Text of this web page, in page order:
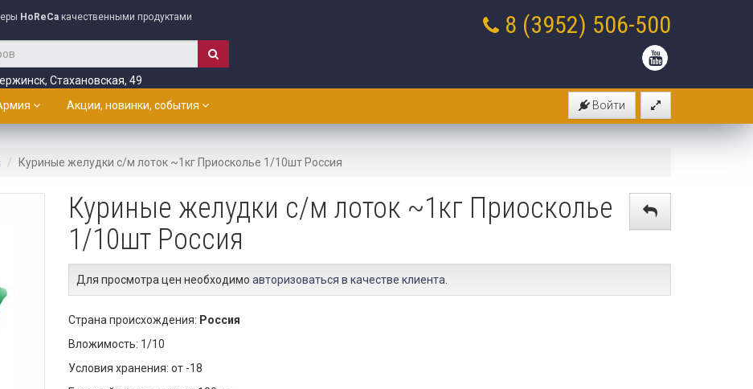
HoReCa качественными продуктами
Стахановская, 49
8 (3952) 506-500
Войти
Акции, новинки, события
Куриные желудки с/м лоток ~1кг Приосколье 1/10шт Россия
Куриные желудки с/м лоток ~1кг Приосколье
1/10шт Россия
Для просмотра цен необходимо авторизоваться в качестве клиента
Страна происхождения: Россия
Вложимость: 1/10
Условия хранения: от -18